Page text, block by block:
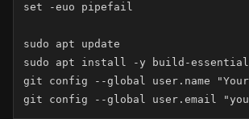
set -euo pipefail
sudo apt update
sudo apt install -y build-
git config --global user.name "Your
git config --global user.email